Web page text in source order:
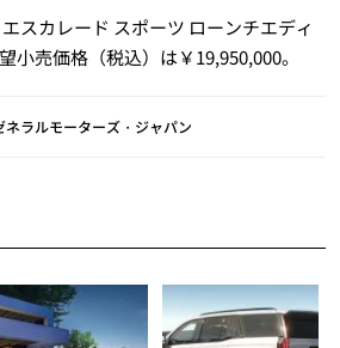
スカレード スポーツ ローンチエディ
小売価格（税込）は￥19,950,000。
ラルモーターズ・ジャパン